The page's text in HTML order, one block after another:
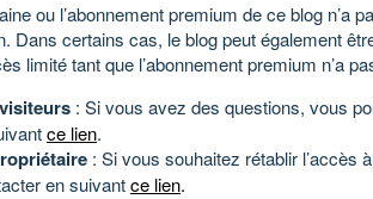
ou l’abonnement premium de ce blog n’a
Dans certains cas, le blog peut également
limité tant que l’abonnement premium n’a
: Si vous avez des questions, vous
ce lien.
: Si vous souhaitez rétablir l’accès
en suivantce lien.